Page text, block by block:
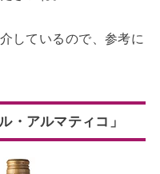
しているので、参考に
・アルマティコ」